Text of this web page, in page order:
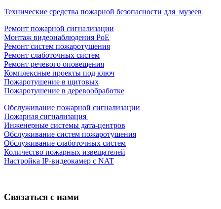
Технические средства пожарной безопасности для музеев
Ремонт пожарной сигнализации
Монтаж видеонаблюдения PoE
Ремонт систем пожаротушения
Ремонт слаботочных систем
Ремонт речевого оповещения
Комплексные проекты под ключ
Пожаротушение в щитовых
Пожаротушение в деревообработке
Обслуживание пожарной сигнализации
Пожарная сигнализация
Инженерные системы дата-центров
Обслуживание систем пожаротушения
Обслуживание слаботочных систем
Количество пожарных извещателей
Настройка IP-видеокамер с NAT
Связаться с нами